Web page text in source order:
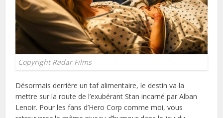
Copyright Radar Films
Désormais derrière un taf alimentaire, le destin va la
mettre sur la route de l’exubérant Stan incarné par Alban
Lenoir. Pour les fans d’Hero Corp comme moi, vous